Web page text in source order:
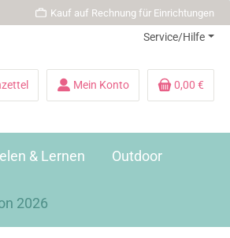
Kauf auf Rechnung für Einrichtungen
Service/Hilfe
Mein Konto 0,00 €
& Lernen Outdoor
2026